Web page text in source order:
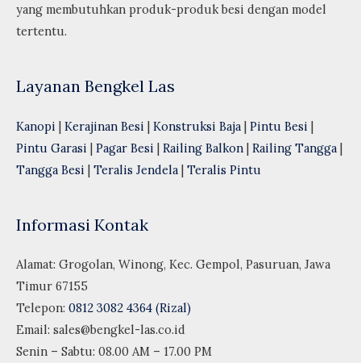
yang membutuhkan produk-produk besi dengan model
tertentu.
Layanan Bengkel Las
Kanopi | Kerajinan Besi | Konstruksi Baja | Pintu Besi |
Pintu Garasi | Pagar Besi | Railing Balkon | Railing Tangga |
Tangga Besi | Teralis Jendela | Teralis Pintu
Informasi Kontak
Alamat: Grogolan, Winong, Kec. Gempol, Pasuruan, Jawa
Timur 67155
Telepon: 0812 3082 4364 (Rizal)
Email: sales@bengkel-las.co.id
Senin – Sabtu: 08.00 AM – 17.00 PM